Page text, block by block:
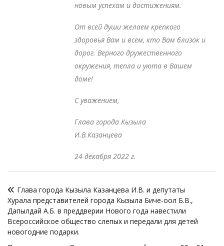
новым успехам и достижениям.
От всей души желаем крепкого
здоровья Вам и всем, кто Вам близок и
дорог. Верного дружественного
окружения, тепла и уюта в Вашем
доме!
С уважением,
Глава города Кызыла
И.В.Казанцева
24 декабря 2022 г.
по
записям
Глава города Кызыла Казанцева И.В. и депутаты
Хурала представителей города Кызыла Биче-оол Б.В.,
Дапылдай А.Б. в преддверии Нового года навестили
Всероссийское общество слепых и передали для детей
новогодние подарки.